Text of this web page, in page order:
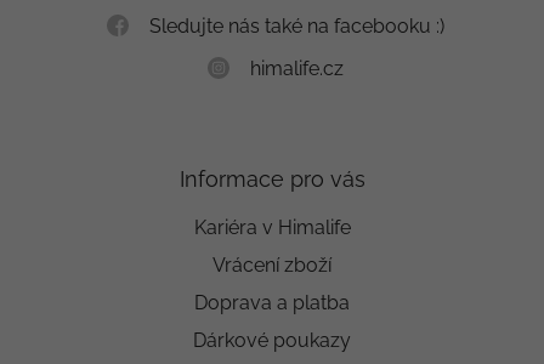
Sledujte nás také na facebooku :)
himalife.cz
Informace pro vás
Kariéra v Himalife
Vrácení zboží
Doprava a platba
Dárkové poukazy